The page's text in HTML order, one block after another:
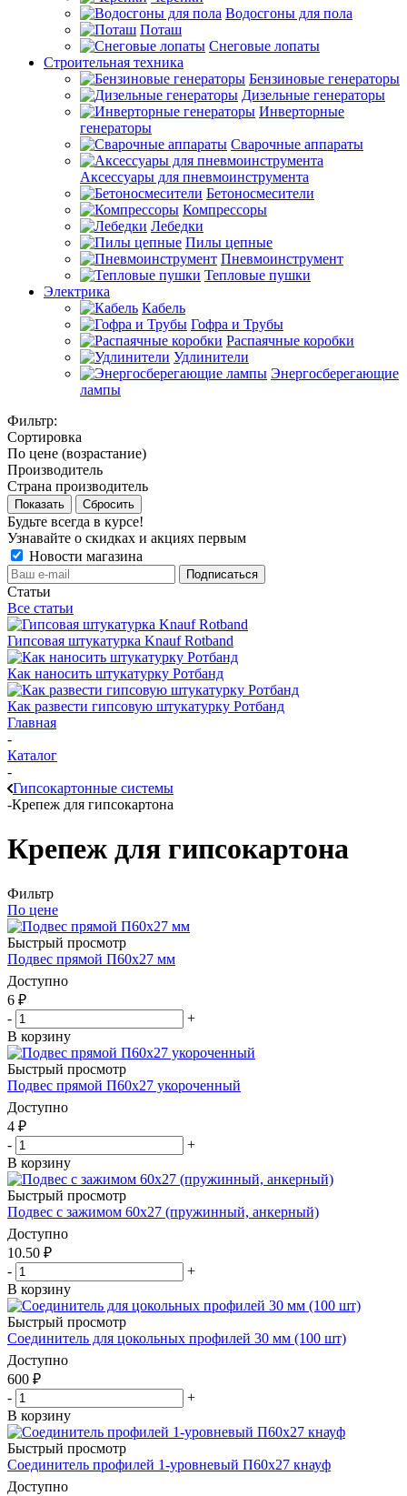
Водосгоны для пола
Поташ
Снеговые лопаты
Строительная техника
Бензиновые генераторы
Дизельные генераторы
Инверторные
генераторы
Сварочные аппараты
Аксессуары для пневмоинструмента
Бетоносмесители
Компрессоры
Лебедки
Пилы цепные
Пневмоинструмент
Тепловые пушки
Электрика
Кабель
Гофра и Трубы
Распаячные коробки
Удлинители
Энергосберегающие
лампы
Фильтр:
Сортировка
По цене (возрастание)
Производитель
Страна производитель
Показать Сбросить
Будьте всегда в курсе!
Узнавайте о скидках и акциях первым
Новости магазина
Статьи
Все статьи
Гипсовая штукатурка Knauf Rotband
Как наносить штукатурку Ротбанд
Как развести гипсовую штукатурку Ротбанд
Главная
-
Каталог
-
Гипсокартонные системы
-Крепеж для гипсокартона
Крепеж для гипсокартона
Фильтр
По цене
Быстрый просмотр
Подвес прямой П60x27 мм
Доступно
6 ₽
-
+
В корзину
Быстрый просмотр
Подвес прямой П60x27 укороченный
Доступно
4 ₽
-
+
В корзину
Быстрый просмотр
Подвес с зажимом 60x27 (пружинный, анкерный)
Доступно
10.50 ₽
-
+
В корзину
Быстрый просмотр
Соединитель для цокольных профилей 30 мм (100 шт)
Доступно
600 ₽
-
+
В корзину
Быстрый просмотр
Соединитель профилей 1-уровневый П60x27 кнауф
Доступно